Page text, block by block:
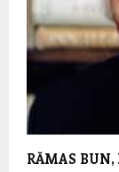
RĂMAS